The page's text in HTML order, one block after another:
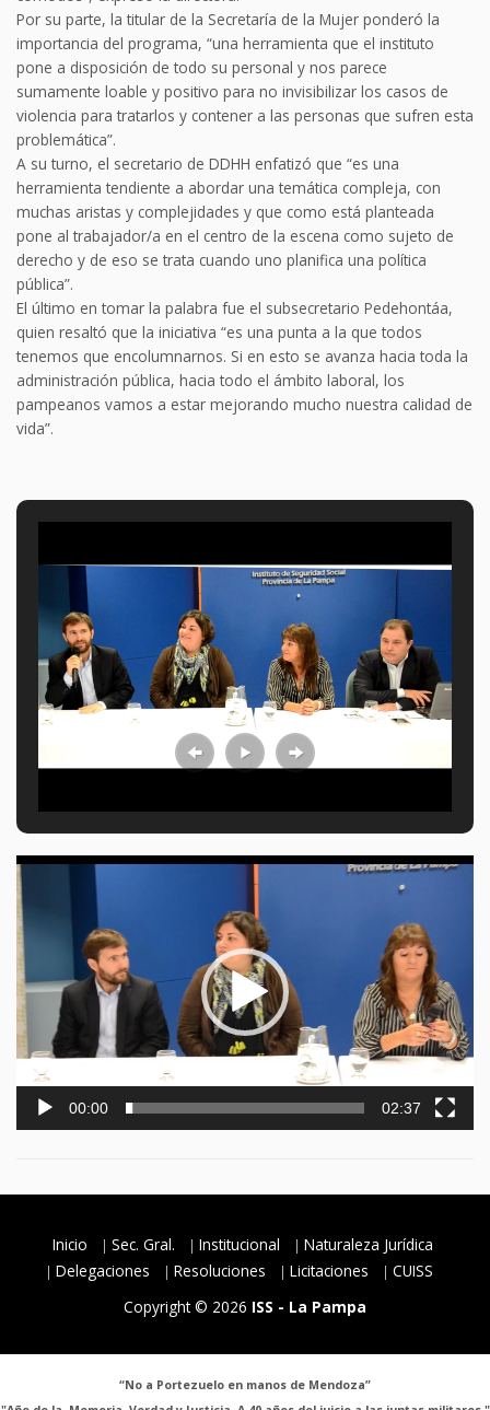
Por su parte, la titular de la Secretaría de la Mujer ponderó la
importancia del programa, “una herramienta que el instituto
pone a disposición de todo su personal y nos parece
sumamente loable y positivo para no invisibilizar los casos de
violencia para tratarlos y contener a las personas que sufren esta
problemática”.
A su turno, el secretario de DDHH enfatizó que “es una
herramienta tendiente a abordar una temática compleja, con
muchas aristas y complejidades y que como está planteada
pone al trabajador/a en el centro de la escena como sujeto de
derecho y de eso se trata cuando uno planifica una política
pública”.
El último en tomar la palabra fue el subsecretario Pedehontáa,
quien resaltó que la iniciativa “es una punta a la que todos
tenemos que encolumnarnos. Si en esto se avanza hacia toda la
administración pública, hacia todo el ámbito laboral, los
pampeanos vamos a estar mejorando mucho nuestra calidad de
vida”.
Reproductor
de
video
00:00 02:37
Inicio Sec. Gral. Institucional
Naturaleza Jurídica
Delegaciones
Resoluciones Licitaciones
CUISS
Copyright © 2026 ISS - La Pampa
“No a Portezuelo en manos de Mendoza”